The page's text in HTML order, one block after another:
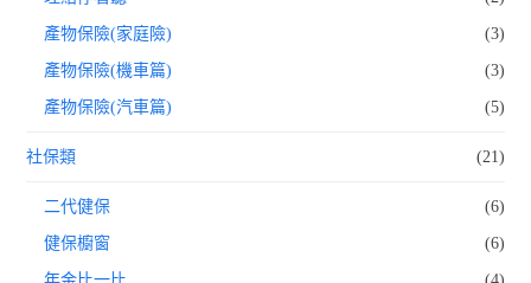
產物保險(家庭險) (3)
產物保險(機車篇) (3)
產物保險(汽車篇) (5)
社保類 (21)
二代健保 (6)
健保櫥窗 (6)